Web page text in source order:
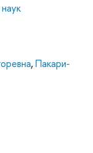
,Пакари-